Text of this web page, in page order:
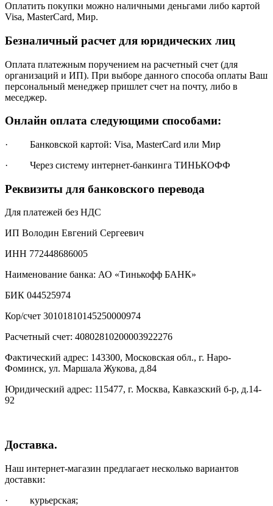
Оплатить покупки можно наличными деньгами либо картой
Visa, MasterCard, Мир.
Безналичный расчет для юридических лиц
Оплата платежным поручением на расчетный счет (для
организаций и ИП). При выборе данного способа оплаты Ваш
персональный менеджер пришлет счет на почту, либо в
меседжер.
Онлайн оплата следующими способами:
· Банковской картой: Visa, MasterCard или Мир
· Через систему интернет-банкинга ТИНЬКОФФ
Реквизиты для банковского перевода
Для платежей без НДС
ИП Володин Евгений Сергеевич
ИНН 772448686005
Наименование банка: АО «Тинькофф БАНК»
БИК 044525974
Кор/счет 30101810145250000974
Расчетный счет: 40802810200003922276
Фактический адрес: 143300, Московская обл., г. Наро-
Фоминск, ул. Маршала Жукова, д.84
Юридический адрес: 115477, г. Москва, Кавказский б-р, д.14-
92
Доставка.
Наш интернет-магазин предлагает несколько вариантов
доставки:
· курьерская;